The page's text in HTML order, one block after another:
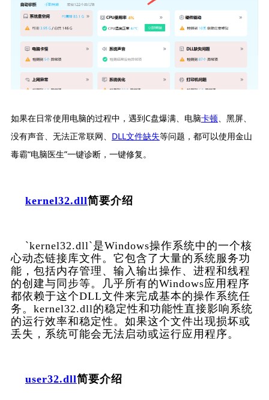
如果在日常使用电脑的过程中，遇到C盘爆满、电脑卡顿、黑屏、
没有声音、无法正常联网、 DLL文件缺失等问题，都可以使用金山
毒霸“电脑医生”一键诊断，一键修复。
kernel32.dll简要介绍
心动态链接库文件。它包含了大量的系统服务功
能，包括内存管理、输入输出操作、进程和线程
的创建与同步等。几乎所有的Windows应用程序
都依赖于这个DLL文件来完成基本的操作系统任
务。kernel32.dll的稳定性和功能性直接影响系统
的运行效率和稳定性。如果这个文件出现损坏或
丢失，系统可能会无法启动或运行应用程序。
user32.dll简要介绍